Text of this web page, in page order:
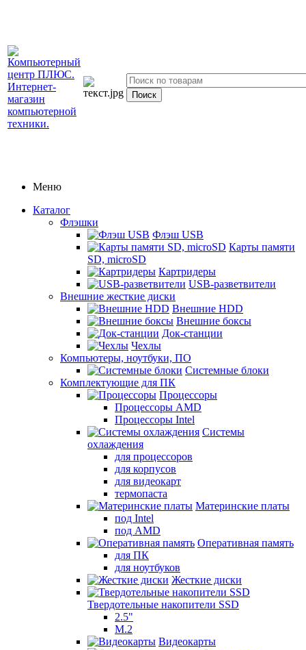
Меню
Каталог
Флэшки
Флэш USB
Карты памяти
SD, microSD
Картридеры
USB-разветвители
Внешние жесткие диски
Внешние HDD
Внешние боксы
Док-станции
Чехлы
Компьютеры, ноутбуки, ПО
Системные блоки
Комплектующие для ПК
Процессоры
Процессоры AMD
Процессоры Intel
Системы
охлаждения
для процессоров
для корпусов
для видеокарт
термопаста
Материнские платы
под Intel
под AMD
Оперативная память
для ПК
для ноутбуков
Жесткие диски
Твердотельные накопители SSD
2.5"
M.2
Видеокарты